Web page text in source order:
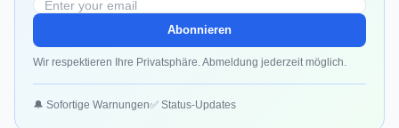
Abonnieren
Wir respektieren Ihre Privatsphäre. Abmeldung jederzeit möglich.
🔔 Sofortige Warnungen✅ Status-Updates